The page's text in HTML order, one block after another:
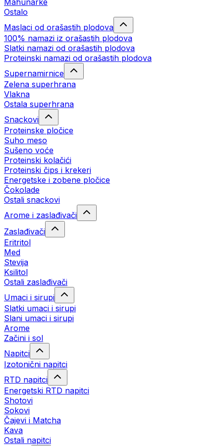
Mahunarke
Ostalo
Maslaci od orašastih plodova
100% namazi iz orašastih plodova
Slatki namazi od orašastih plodova
Proteinski namazi od orašastih plodova
Supernamirnice
Zelena superhrana
Vlakna
Ostala superhrana
Snackovi
Proteinske pločice
Suho meso
Sušeno voće
Proteinski kolačići
Proteinski čips i krekeri
Energetske i zobene pločice
Čokolade
Ostali snackovi
Arome i zaslađivači
Zaslađivači
Eritritol
Med
Stevija
Ksilitol
Ostali zaslađivači
Umaci i sirupi
Slatki umaci i sirupi
Slani umaci i sirupi
Arome
Začini i sol
Napitci
Izotonični napitci
RTD napitci
Energetski RTD napitci
Shotovi
Sokovi
Čajevi i Matcha
Kava
Ostali napitci